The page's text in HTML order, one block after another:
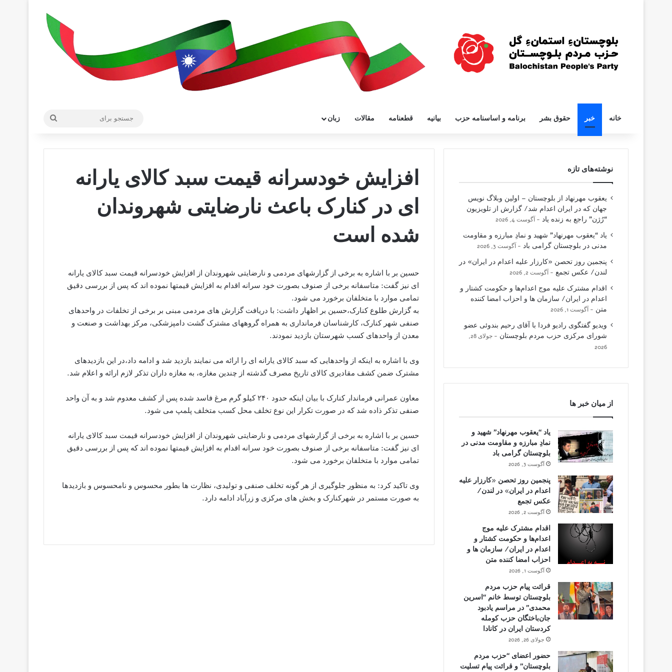
خانه خبر حقوق بشر برنامه و اساسنامه حزب بیانیه قطعنامه مقالات زبان
افزایش خودسرانه قیمت سبد کالای یارانه
ای در کنارک باعث نارضایتی شهروندان
شده است
حسین بر با اشاره به برخی از گزارشهای مردمی و نارضایتی شهروندان از افزایش خودسرانه قیمت سبد کالای یارانه
ای نیز گفت: متاسفانه برخی از صنوف بصورت خود سرانه اقدام به افزایش قیمتها نموده اند که پس از بررسی دقیق
تمامی موارد با متخلفان برخورد می شود.
به گزارش طلوع کنارک،حسین بر اظهار داشت: با دریافت گزارش های مردمی مبنی بر برخی از تخلفات در واحدهای
صنفی شهر کنارک، کارشناسان فرمانداری به همراه گروههای مشترک گشت دامپزشکی، مرکز بهداشت و صنعت و
معدن از واحدهای کسب شهرستان بازدید نمودند.
وی با اشاره به اینکه از واحدهایی که سبد کالای یارانه ای را ارائه می نمایند بازدید شد و ادامه داد،در این بازدیدهای
مشترک ضمن کشف مقادیری کالای تاریخ مصرف گذشته از چندین مغازه، به مغازه داران تذکر لازم ارائه و اعلام شد.
معاون عمرانی فرماندار کنارک با بیان اینکه حدود ۲۴۰ کیلو گرم مرغ فاسد شده پس از کشف معدوم شد و به آن واحد
صنفی تذکر ذاده شد که در صورت تکرار این نوع تخلف محل کسب متخلف پلمپ می شود.
حسین بر با اشاره به برخی از گزارشهای مردمی و نارضایتی شهروندان از افزایش خودسرانه قیمت سبد کالای یارانه
ای نیز گفت: متاسفانه برخی از صنوف بصورت خود سرانه اقدام به افزایش قیمتها نموده اند که پس از بررسی دقیق
تمامی موارد با متخلفان برخورد می شود.
وی تاکید کرد: به منظور جلوگیری از هر گونه تخلف صنفی و تولیدی، نظارت ها بطور محسوس و نامحسوس و بازدیدها
به صورت مستمر در شهرکنارک و بخش های مرکزی و زرآباد ادامه دارد.
نوشته‌های تازه
یعقوب مهرنهاد از بلوچستان – اولین وبلاگ نویس
جهان که در ایران اعدام شد/ گزارش از تلویزیون
“رُژن” راجع به زنده یاد
آگوست 4, 2026
یاد “یعقوب مهرنهاد” شهید و نمادِ مبارزه و مقاومت
مدنی در بلوچستان گرامی باد
آگوست 3, 2026
پنجمین روز تحصن «کارزار علیه اعدام در ایران» در
لندن/ عکس تجمع
آگوست 2, 2026
اقدام مشترک علیه موج اعدام‌ها و حکومت کشتار و
اعدام در ایران/ سازمان ها و احزاب امضا کننده
متن
آگوست 1, 2026
ویدیو گفتگوی رادیو فردا با آقای رحیم بندوئی عضو
شورای مرکزی حزب مردم بلوچستان
جولای 28,
2026
از میان خبر ها
یاد “یعقوب مهرنهاد” شهید و
نمادِ مبارزه و مقاومت مدنی در
بلوچستان گرامی باد
آگوست 3, 2026
پنجمین روز تحصن «کارزار علیه
اعدام در ایران» در لندن/
عکس تجمع
آگوست 2, 2026
اقدام مشترک علیه موج
اعدام‌ها و حکومت کشتار و
اعدام در ایران/ سازمان ها و
احزاب امضا کننده متن
آگوست 1, 2026
قرائت پیام حزب مردم
بلوچستان توسط خانم “اسرین
محمدی” در مراسم یادبود
جان‌باختگان حزب کومله
کردستان ایران در کانادا
جولای 26, 2026
حضور اعضای “حزب مردم
بلوچستان” و قرائت پیام تسلیت